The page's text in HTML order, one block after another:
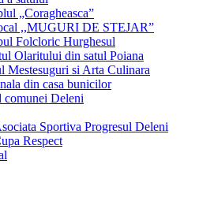
„Coragheasca”
,,MUGURI DE STEJAR”
Folcloric Hurghesul
Olaritului din satul Poiana
Mestesuguri si Arta Culinara
din casa bunicilor
comunei Deleni
Sportiva Progresul Deleni
Respect